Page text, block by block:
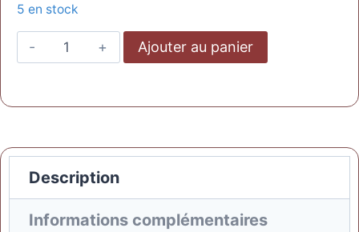
5 en stock
Ajouter au panier
Description
Informations complémentaires